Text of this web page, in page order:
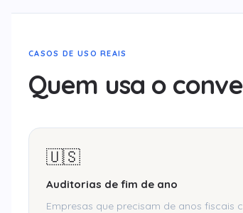
CASOS DE USO REAIS
Quem usa o
🇺🇸
Auditorias de fim de ano
Empresas que precisam de anos fiscais